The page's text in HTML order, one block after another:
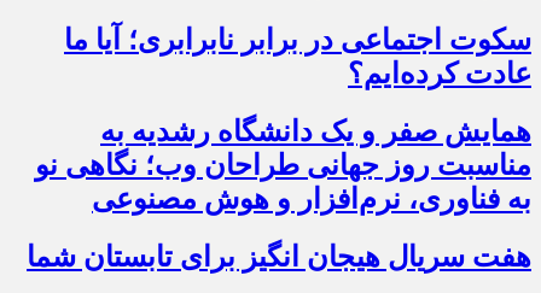
سکوت اجتماعی در برابر نابرابری؛ آیا ما
عادت کرده‌ایم؟
همایش صفر و یک دانشگاه رشدیه به
مناسبت روز جهانی طراحان وب؛ نگاهی نو
به فناوری، نرم‌افزار و هوش مصنوعی
هفت سریال هیجان انگیز برای تابستان شما